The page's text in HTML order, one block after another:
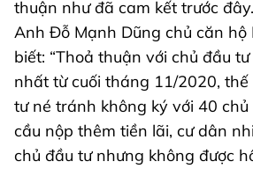
thuận như đã cam kết trước đây.
Anh Đỗ Mạnh Dũng chủ căn hộ
biết: “Thoả thuận với chủ đầu
nhất từ cuối tháng 11/2020,
tư né tránh không ký với 40
cầu nộp thêm tiền lãi, cư dân
chủ đầu tư nhưng không được